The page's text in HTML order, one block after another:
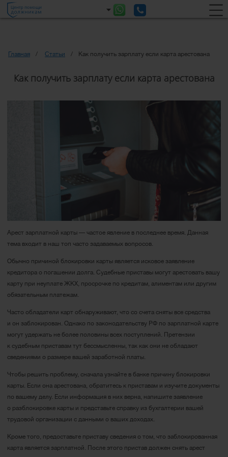
Главная Статьи Как получить зарплату если карта арестована
Как получить зарплату если карта арестована
Арест зарплатной карты — частое явление в последнее время. Данная
тема входит в наш топ часто задаваемых вопросов.
Обычно причиной блокировки карты является исковое заявление
кредитора о погашении долга. Судебные приставы могут арестовать вашу
карту при неуплате ЖКХ, просрочке по кредитам, алиментам или другим
обязательным платежам.
Часто обладатели карт обнаруживают, что со счета сняты все средства
и он заблокирован. Однако по законодательству РФ по зарплатной карте
могут удержать не более половины всех поступлений. Претензии
к судебным приставам тут бессмысленны, так как они не обладают
сведениями о размере вашей заработной платы.
Чтобы решить проблему, сначала узнайте в банке причину блокировки
карты. Если она арестована, обратитесь к приставам и изучите документы
по вашему делу. Если информация в них верна, напишите заявление
о разблокировке карты и представьте справку из бухгалтерии вашей
трудовой организации с данными о ваших доходах.
Кроме того, предоставьте приставу сведения о том, что заблокированная
карта является зарплатной. После этого пристав должен снять арест